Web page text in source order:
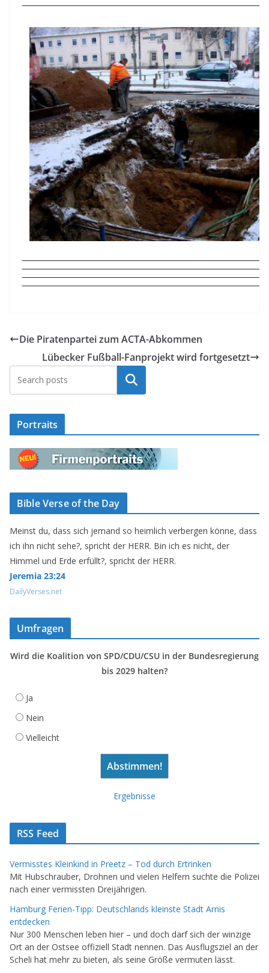
Die Piratenpartei zum ACTA-Abkommen
Lübecker Fußball-Fanprojekt wird fortgesetzt
Suchen
Portraits
Bible Verse of the Day
Meinst du, dass sich jemand so heimlich verbergen könne, dass
ich ihn nicht sehe?, spricht der HERR. Bin ich es nicht, der
Himmel und Erde erfüllt?, spricht der HERR.
Jeremia 23:24
DailyVerses.net
Umfragen
Wird die Koalition von SPD/CDU/CSU in der Bundesregierung
bis 2029 halten?
Ja
Nein
Vielleicht
Ergebnisse
RSS Feed
Vermisstes Kleinkind in Preetz – Tod durch Ertrinken
Mit Hubschrauber, Drohnen und vielen Helfern suchte die Polizei
nach einer vermissten Dreijährigen.
Hamburg Ferien-Tipp: Deutschlands kleinste Stadt Arnis
entdecken
Nur 300 Menschen leben hier – und doch darf sich der winzige
Ort an der Ostsee offiziell Stadt nennen. Das Ausflugsziel an der
Scheli hat mehr zu bieten, als seine Größe vermuten lässt.